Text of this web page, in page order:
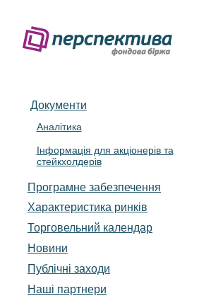
Документи
Аналітика
Інформація для акціонерів та
стейкхолдерів
Програмне забезпечення
Характеристика pинків
Торговельний календар
Новини
Публічні заходи
Наші партнери